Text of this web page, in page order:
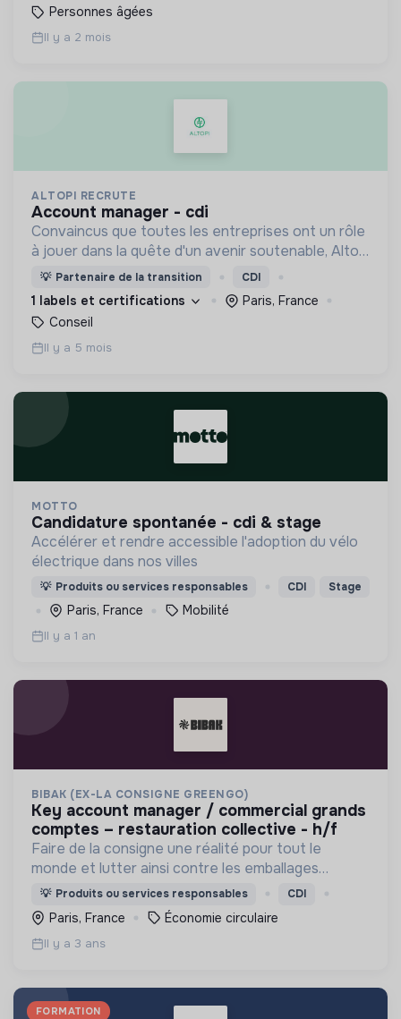
Personnes âgées
Il y a 2 mois
ALTOPI RECRUTE
account manager - cdi
Convaincus que toutes les entreprises ont un rôle
à jouer dans la quête d'un avenir soutenable, Altopi
s’est donnée pour mission de les accompagner
pour parvenir ensemble à une société plus durable.
💡 Partenaire de la transition CDI
1 labels et certifications
Paris, France
Conseil
Il y a 5 mois
MOTTO
candidature spontanée - cdi & stage
Accélérer et rendre accessible l'adoption du vélo
électrique dans nos villes
💡 Produits ou services responsables CDI Stage
Paris, France Mobilité
Il y a 1 an
BIBAK (EX-LA CONSIGNE GREENGO)
key account manager / commercial grands
comptes – restauration collective - h/f
Faire de la consigne une réalité pour tout le
monde et lutter ainsi contre les emballages
jetables à usage unique !
💡 Produits ou services responsables CDI
Paris, France Économie circulaire
Il y a 3 ans
FORMATION